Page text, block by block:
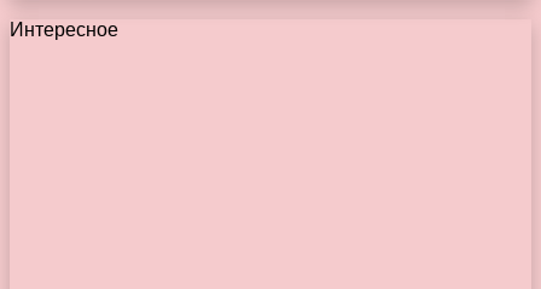
Интересное